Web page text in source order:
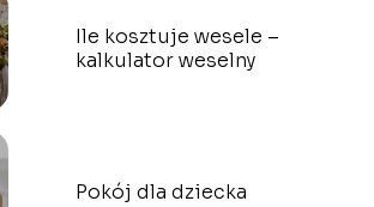
Ile kosztuje wesele –
kalkulator weselny
Pokój dla dziecka